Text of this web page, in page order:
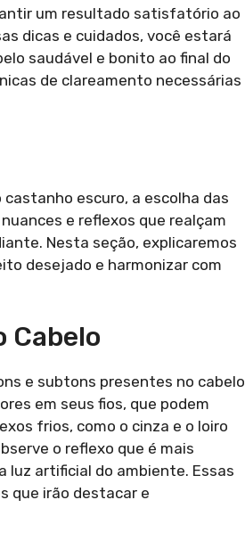
um resultado satisfatório ao
dicas e cuidados, você estará
saudável e bonito ao final do
de clareamento necessárias
castanho escuro, a escolha das
e reflexos que realçam
Nesta seção, explicaremos
desejado e harmonizar com
Cabelo
e subtons presentes no cabelo
em seus fios, que podem
frios, como o cinza e o loiro
o reflexo que é mais
luz artificial do ambiente. Essas
que irão destacar e